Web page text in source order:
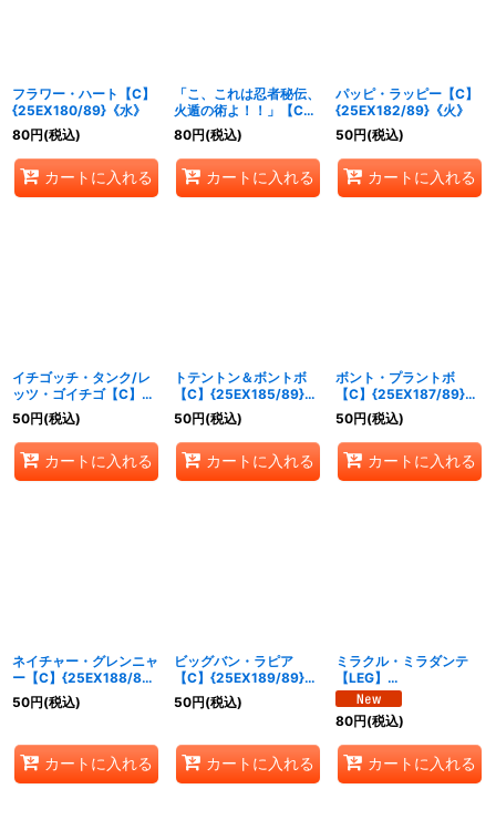
フラワー・ハート【C】
{25EX180/89}《水》
80円(税込)
カートに入れる
「こ、これは忍者秘伝、
火遁の術よ！！」【C】
{25EX181/89}《闇》
80円(税込)
カートに入れる
パッピ・ラッピー【C】
{25EX182/89}《火》
50円(税込)
カートに入れる
イチゴッチ・タンク/レ
ッツ・ゴイチゴ【C】
{25EX183/89}《自然》
50円(税込)
カートに入れる
トテントン＆ボントボ
【C】{25EX185/89}
《自然》
50円(税込)
カートに入れる
ボント・プラントボ
【C】{25EX187/89}
《自然》
50円(税込)
カートに入れる
ネイチャー・グレンニャ
ー【C】{25EX188/89}
《多》
50円(税込)
カートに入れる
ビッグバン・ラピア
【C】{25EX189/89}
《多》
50円(税込)
カートに入れる
ミラクル・ミラダンテ
【LEG】
{25EX1MC1/MC10}
《光》
80円(税込)
カートに入れる